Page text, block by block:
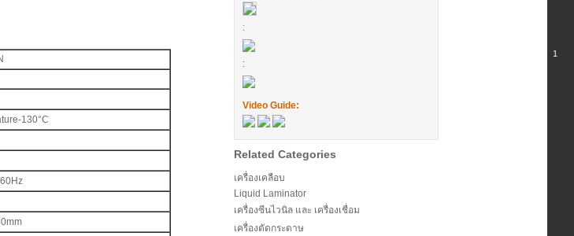
1
130°C
:
:
Video Guide:
Related Categories
เครื่องเคลือบ
Liquid Laminator
เครื่องซีนไวนิล และ เครื่องเชื่อม
เครื่องตัดกระดาษ